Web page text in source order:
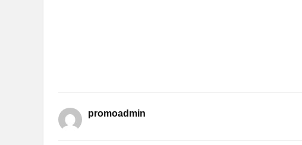
promoadmin